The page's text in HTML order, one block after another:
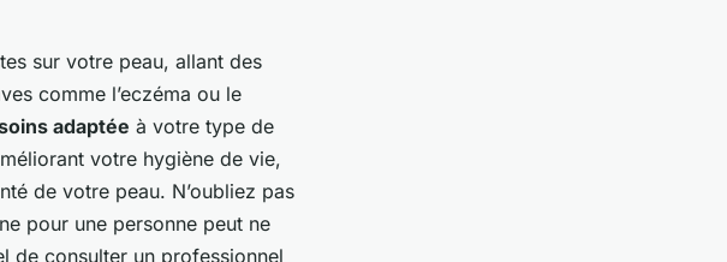
sur votre peau, allant des
comme l’eczéma ou le
adaptée à votre type de
votre hygiène de vie,
de votre peau. N’oubliez pas
pour une personne peut ne
de consulter un professionnel